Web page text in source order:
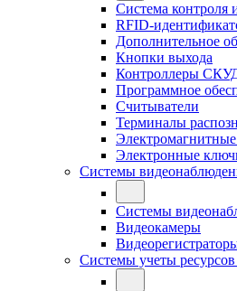
Система контроля
RFID-
Дополнительное
Кнопки выхода
Контроллеры
Программное
Считыватели
Терминалы
Электронные
Системы
Системы
Видеокамеры
Системы учеты ресурсов